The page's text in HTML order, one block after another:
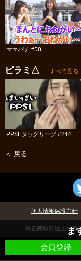
ま
会員登録
ママパチ #58
ピラミ△ すべて見る
PPSLタッグリーグ #244
＜ 戻る
個人情報保護方針
特定商取引法上の表